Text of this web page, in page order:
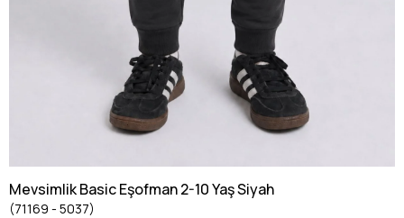
Mevsimlik Basic Eşofman 2-10 Yaş Siyah
(71169 - 5037)